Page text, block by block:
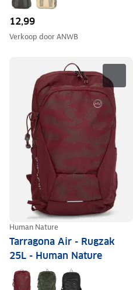
12,99
Verkoop doorANWB
Human Nature
Tarragona Air - Rugzak
25L - Human Nature